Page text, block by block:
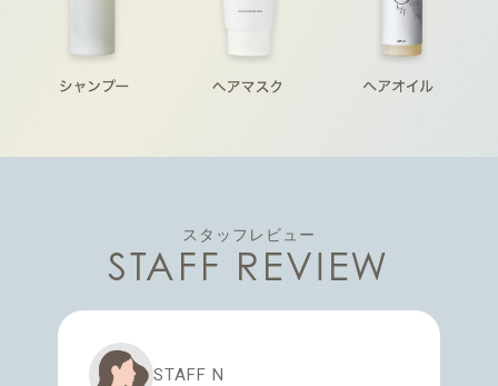
スタッフレビュー
STAFF REVIEW
STAFF N